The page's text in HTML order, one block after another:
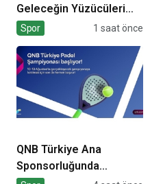
Geleceğin Yüzücüleri
Sertifikalarını Aldı
Spor 1 saat önce
QNB Türkiye Ana
Sponsorluğunda